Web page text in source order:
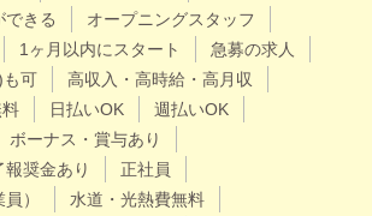
できる
オープニングスタッフ
1ヶ月以内にスタート
急募の求人
も可
高収入・高時給・高月収
日払いOK
週払いOK
ボーナス・賞与あり
奨金あり
正社員
）
水道・光熱費無料